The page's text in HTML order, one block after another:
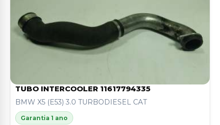
TUBO INTERCOOLER 11617794335
BMW X5 (E53) 3.0 TURBODIESEL CAT
Garantia 1 ano